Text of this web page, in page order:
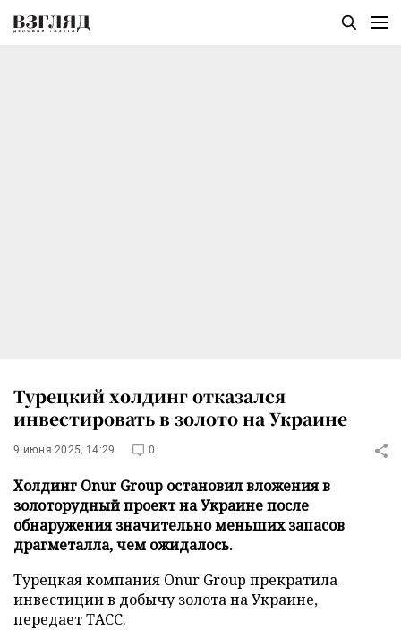
Турецкий холдинг отказался
инвестировать в золото на Украине
9 июня 2025, 14:29 0
Холдинг Onur Group остановил вложения в
золоторудный проект на Украине после
обнаружения значительно меньших запасов
драгметалла, чем ожидалось.
Турецкая компания Onur Group прекратила
инвестиции в добычу золота на Украине,
передаетТАСС.